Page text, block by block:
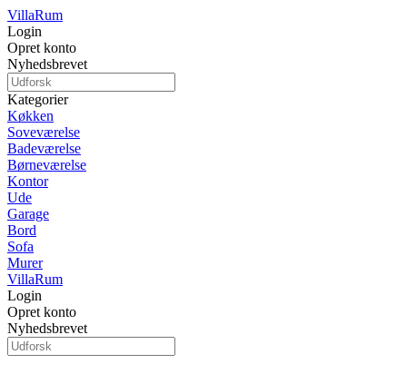
VillaRum
Login
Opret konto
Nyhedsbrevet
Kategorier
Køkken
Soveværelse
Badeværelse
Børneværelse
Kontor
Ude
Garage
Bord
Sofa
Murer
VillaRum
Login
Opret konto
Nyhedsbrevet